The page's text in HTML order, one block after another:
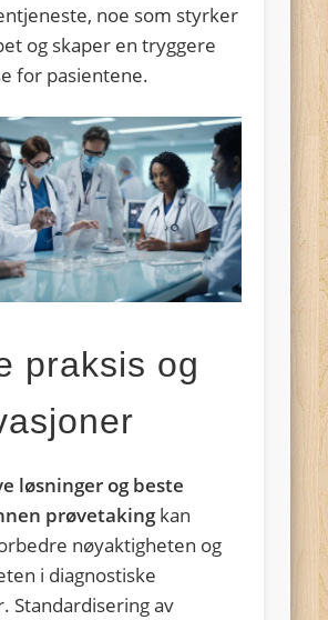
noe som styrker
og skaper en tryggere
for pasientene.
praksis og
løsninger og beste
prøvetakingkan
nøyaktigheten og
i diagnostiske
Standardisering av